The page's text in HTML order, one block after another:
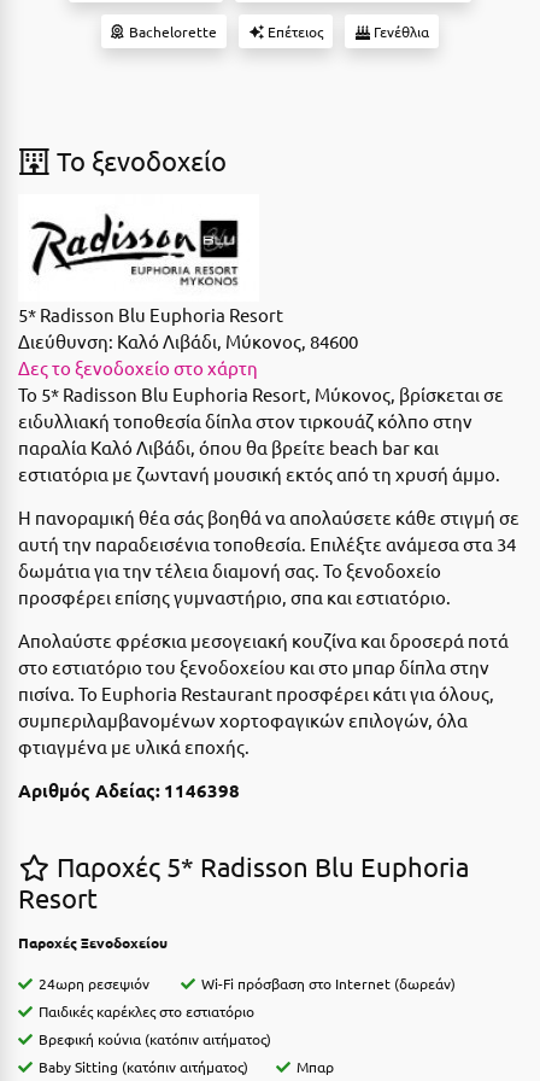
Βραχάτι Κορινθίας
Γ
Γαλαξiδι
Γλυφάδα
Γρεβενά
Γύθειο
Δ
Δελφοί
Διακοπτό
Ε
Ελάτη Αρκαδίας
Ελληνικό Αρκαδίας
Ελούντα Κρήτης
Ερέτρια
Ερμιόνη
Ευρυτανία
Ζ
Ζαγοροχώρια
Ζάκυνθος
Δες όλα τα πακέτα διακοπών
Bachelorette Επέτειος Γενέθλια
To ξενοδοχείο
5* Radisson Blu Euphoria Resort
Διεύθυνση: Καλό Λιβάδι, Μύκονος, 84600
Δες το ξενοδοχείο στο χάρτη
Το 5* Radisson Blu Euphoria Resort, Μύκονος, βρίσκεται σε
ειδυλλιακή τοποθεσία δίπλα στον τιρκουάζ κόλπο στην
παραλία Καλό Λιβάδι, όπου θα βρείτε beach bar και
εστιατόρια με ζωντανή μουσική εκτός από τη χρυσή άμμο.
Η πανοραμική θέα σάς βοηθά να απολαύσετε κάθε στιγμή σε
αυτή την παραδεισένια τοποθεσία. Επιλέξτε ανάμεσα στα 34
δωμάτια για την τέλεια διαμονή σας. Το ξενοδοχείο
προσφέρει επίσης γυμναστήριο, σπα και εστιατόριο.
Απολαύστε φρέσκια μεσογειακή κουζίνα και δροσερά ποτά
στο εστιατόριο του ξενοδοχείου και στο μπαρ δίπλα στην
πισίνα. Το Euphoria Restaurant προσφέρει κάτι για όλους,
συμπεριλαμβανομένων χορτοφαγικών επιλογών, όλα
φτιαγμένα με υλικά εποχής.
Αριθμός Αδείας: 1146398
Παροχές 5* Radisson Blu Euphoria
Resort
Παροχές Ξενοδοχείου
24ωρη ρεσεψιόν
Wi-Fi πρόσβαση στο Internet (δωρεάν)
Παιδικές καρέκλες στο εστιατόριο
Βρεφική κούνια (κατόπιν αιτήματος)
Baby Sitting (κατόπιν αιτήματος)
Μπαρ